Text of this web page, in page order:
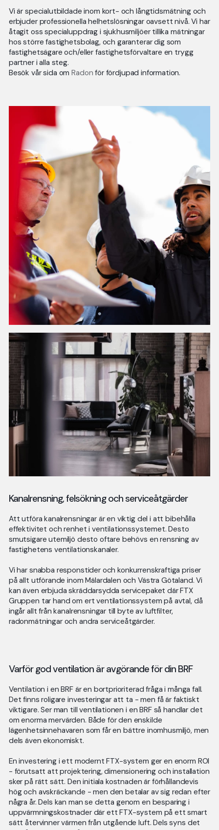
Vi är specialutbildade inom kort- och långtidsmätning och
erbjuder professionella helhetslösningar oavsett nivå. Vi har
åtagit oss specialuppdrag i sjukhusmiljöer tillika mätningar
hos större fastighetsbolag, och garanterar dig som
fastighetsägare och/eller fastighetsförvaltare en trygg
partner i alla steg.
Besök vår sida omRadon för fördjupad information.
Kanalrensning, felsökning och serviceåtgärder
Att utföra kanalrensningar är en viktig del i att bibehålla
effektivitet och renhet i ventilationssystemet. Desto
smutsigare utemiljö desto oftare behövs en rensning av
fastighetens ventilationskanaler.
Vi har snabba responstider och konkurrenskraftiga priser
på allt utförande inom Mälardalen och Västra Götaland. Vi
kan även erbjuda skräddarsydda servicepaket där FTX
Gruppen tar hand om ert ventilationssystem på avtal, då
ingår allt från kanalrensningar till byte av luftfilter,
radonmätningar och andra serviceåtgärder.
Varför god ventilation är avgörande för din BRF
Ventilation i en BRF är en bortprioriterad fråga i många fall.
Det finns roligare investeringar att ta - men få är faktiskt
viktigare. Ser man till ventilationen i en BRF så handlar det
om enorma mervärden. Både för den enskilde
lägenhetsinnehavaren som får en bättre inomhusmiljö, men
dels även ekonomiskt.
En investering i ett modernt FTX-system ger en enorm ROI
- förutsatt att projektering, dimensionering och installation
sker på rätt sätt. Den initiala kostnaden är förhållandevis
hög och avskräckande - men den betalar av sig redan efter
några år. Dels kan man se detta genom en besparing i
uppvärmningskostnader där ett FTX-system på ett smart
sätt återvinner värmen från utgående luft. Dels syns det